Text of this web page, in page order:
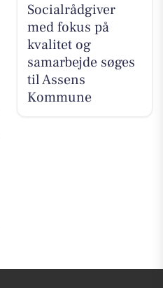
Socialrådgiver
med fokus på
kvalitet og
samarbejde søges
til Assens
Kommune